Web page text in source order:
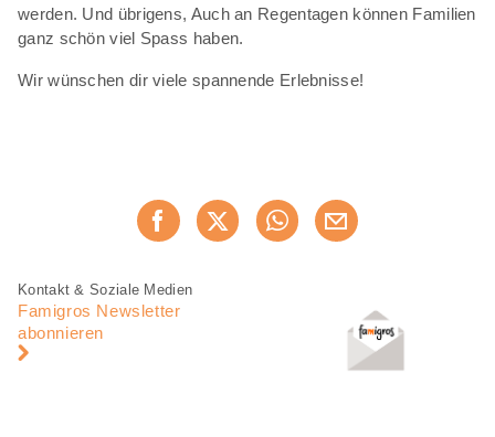
werden. Und übrigens, Auch an Regentagen können Familien
ganz schön viel Spass haben.
Wir wünschen dir viele spannende Erlebnisse!
Jetzt weiterempfehlen
Fusszeile
Fusszeile
Navigation
Kontakt & Soziale Medien
Famigros Newsletter
abonnieren